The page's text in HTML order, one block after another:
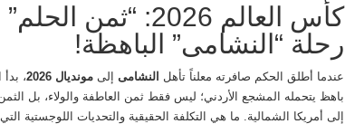
كأس العالم 2026:
رحلة “النشامى” الباهظة!
عندما أطلق الحكم صافرته معلناً تأهل النشامى إلى مونديال 2026
،
باهظ يتحمله المشجع الأردني؛ ليس فقط ثمن العاطفة والولاء، بل
إلى أمريكا الشمالية. ما هي التكلفة الحقيقية والتحديات اللوجستية